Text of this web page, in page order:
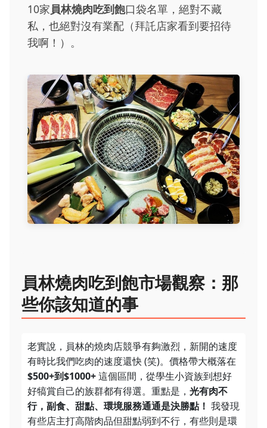
10家員林燒肉吃到飽口袋名單，絕對不藏
私，也絕對沒有業配（拜託店家看到要招待
我啊！）。
員林燒肉吃到飽市場觀察：那
些你該知道的事
老實說，員林的燒肉店競爭有夠激烈，新開的速度
有時比我們吃肉的速度還快 (笑)。價格帶大概落在
$500+到$1000+這個區間，從學生小資族到想好
好犒賞自己的族群都有得選。重點是， 光有肉不
行，副食、甜點、環境服務通通是決勝點！ 我發現
有些店主打高階肉品但甜點弱到不行，有些則是環